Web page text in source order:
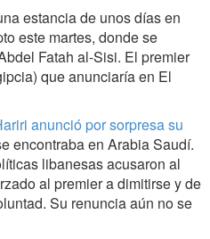
estancia de unos días en
este martes, donde se
Fatah al-Sisi. El premier
que anunciaría en El
anunció por sorpresa su
encontraba en Arabia Saudí.
libanesas acusaron al
al premier a dimitirse y de
Su renuncia aún no se